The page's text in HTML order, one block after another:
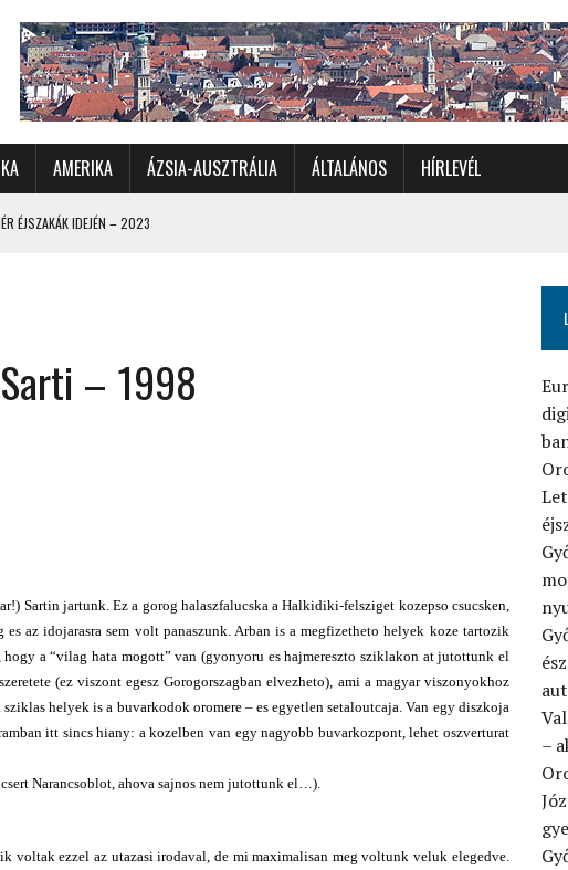
AMERIKA ÁZSIA-AUSZTRÁLIA ÁLTALÁNOS HÍRLEVÉL
ÉJSZAKÁK IDEJÉN – 2023
AUTÓZÁS A SARKKÖRÖN TÚLRA – 2001
RÁADÁSSAL – 2022
– 2022
IZLAND – 2018
– 1998
Sartin jartunk. Ez a gorog halaszfalucska a Halkidiki-felsziget kozepso csucsken,
az idojarasra sem volt panaszunk. Arban is a megfizetheto helyek koze tartozik
a “vilag hata mogott” van (gyonyoru es hajmereszto sziklakon at jutottunk el
(ez viszont egesz Gorogorszagban elvezheto), ami a magyar viszonyokhoz
helyek is a buvarkodok oromere – es egyetlen setaloutcaja. Van egy diszkoja
itt sincs hiany: a kozelben van egy nagyobb buvarkozpont, lehet oszverturat
Narancsoblot, ahova sajnos nem jutottunk el…).
voltak ezzel az utazasi irodaval, de mi maximalisan meg voltunk veluk elegedve.
–